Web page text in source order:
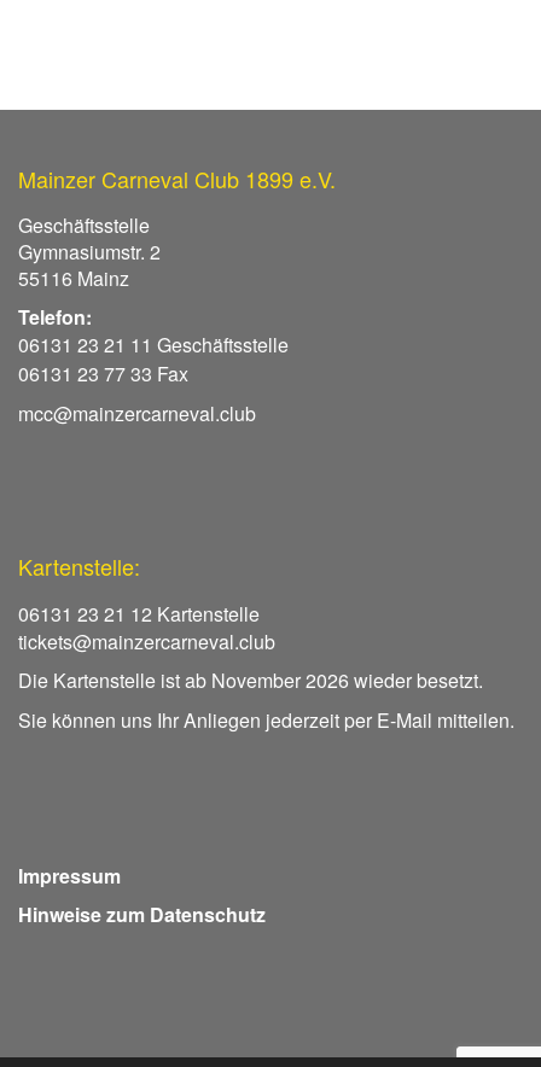
Mainzer Carneval Club 1899 e.V.
Geschäftsstelle
Gymnasiumstr. 2
55116 Mainz
Telefon:
06131 23 21 11 Geschäftsstelle
06131 23 77 33 Fax
mcc@mainzercarneval.club
Kartenstelle:
06131 23 21 12 Kartenstelle
tickets@mainzercarneval.club
Die Kartenstelle ist ab November 2026 wieder besetzt.
Sie können uns Ihr Anliegen jederzeit per E-Mail mitteilen.
Impressum
Hinweise zum Datenschutz